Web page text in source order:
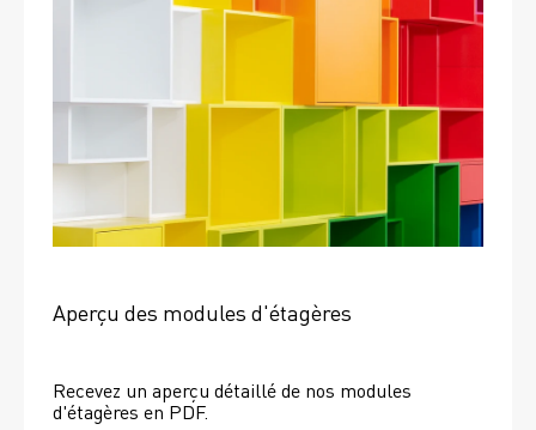
Aperçu des modules d'étagères
Recevez un aperçu détaillé de nos modules
d'étagères en PDF.